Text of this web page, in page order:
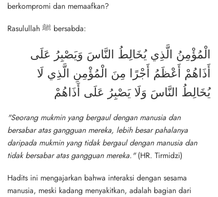
berkompromi dan memaafkan?
Rasulullah ﷺ bersabda:
الْمُؤْمِنُ الَّذِي يُخَالِطُ النَّاسَ وَيَصْبِرُ عَلَى
أَذَاهُمْ أَعْظَمُ أَجْرًا مِنَ الْمُؤْمِنِ الَّذِي لَا
يُخَالِطُ النَّاسَ وَلَا يَصْبِرُ عَلَى أَذَاهُمْ
"Seorang mukmin yang bergaul dengan manusia dan
bersabar atas gangguan mereka, lebih besar pahalanya
daripada mukmin yang tidak bergaul dengan manusia dan
tidak bersabar atas gangguan mereka."(HR. Tirmidzi)
Hadits ini mengajarkan bahwa interaksi dengan sesama
manusia, meski kadang menyakitkan, adalah bagian dari